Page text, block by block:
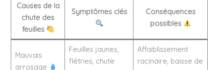
Causes de la
chute des
feuilles
Symptômes clés
Conséquences
possibles
Mauvais
arrosage
Feuilles jaunes,
flétries, chute
Affaiblissement
racinaire, baisse de